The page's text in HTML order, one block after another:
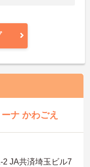
ナ かわごえ
2 JA共済埼玉ビル7